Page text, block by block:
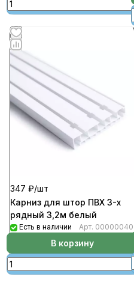
347 ₽/шт
Карниз для штор ПВХ 3-х
рядный 3,2м белый
Есть в наличии Арт. 00000040
В корзину